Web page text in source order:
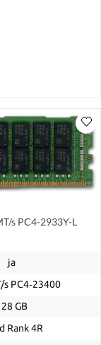
s PC4-2933Y-L
ja
s PC4‑23400
GB
Rank 4R